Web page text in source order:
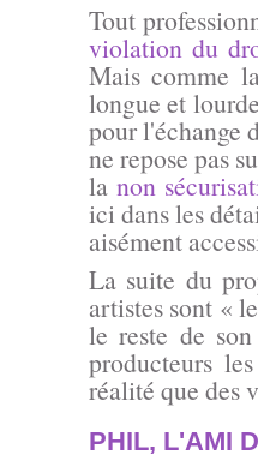
Tout
violation du
Mais comme
longue et
pour l'échange
ne repose pas
la non
ici dans les
aisément
La suite du
artistes sont «
le reste de
producteurs
réalité que des
PHIL, L'AMI